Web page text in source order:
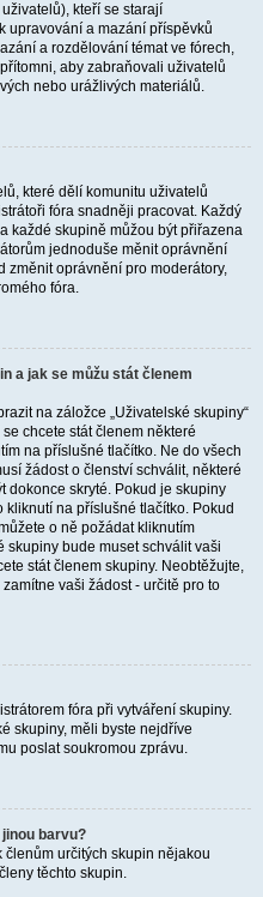
kteří se starají
upravování a mazání příspěvků
a rozdělování témat ve fórech,
aby zabraňovali uživatelů
nebo urážlivých materiálů.
které dělí komunitu uživatelů
fóra snadněji pracovat. Každý
každé skupině můžou být přiřazena
jednoduše měnit oprávnění
změnit oprávnění pro moderátory,
fóra.
a jak se můžu stát členem
na záložce „Uživatelské skupiny“
chcete stát členem některé
na příslušné tlačítko. Ne do všech
žádost o členství schválit, některé
dokonce skryté. Pokud je skupiny
na příslušné tlačítko. Pokud
o ně požádat kliknutím
skupiny bude muset schválit vaši
stát členem skupiny. Neobtěžujte,
vaši žádost - určitě pro to
fóra při vytváření skupiny.
skupiny, měli byste nejdříve
poslat soukromou zprávu.
barvu?
určitých skupin nějakou
těchto skupin.